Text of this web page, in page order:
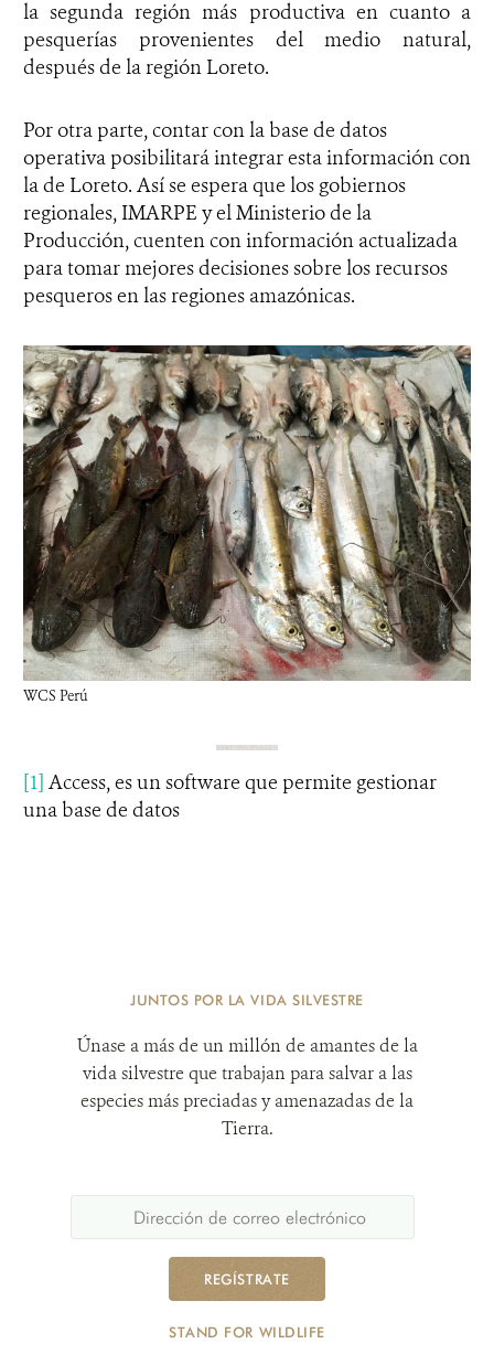
la segunda región más productiva en cuanto a
pesquerías provenientes del medio natural,
después de la región Loreto.
Por otra parte, contar con la base de datos
operativa posibilitará integrar esta información con
la de Loreto. Así se espera que los gobiernos
regionales, IMARPE y el Ministerio de la
Producción, cuenten con información actualizada
para tomar mejores decisiones sobre los recursos
pesqueros en las regiones amazónicas.
WCS Perú
[1] Access, es un software que permite gestionar
una base de datos
JUNTOS POR LA VIDA SILVESTRE
Únase a más de un millón de amantes de la
vida silvestre que trabajan para salvar a las
especies más preciadas y amenazadas de la
Tierra.
REGÍSTRATE
STAND FOR WILDLIFE